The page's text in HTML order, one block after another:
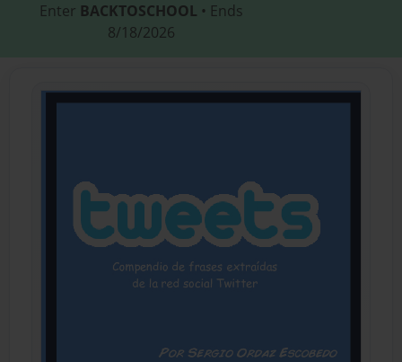
Enter BACKTOSCHOOL • Ends
8/18/2026